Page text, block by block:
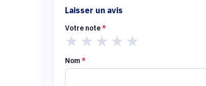
Laisser un avis
Votre note*
★ ★ ★ ★ ★
Nom*